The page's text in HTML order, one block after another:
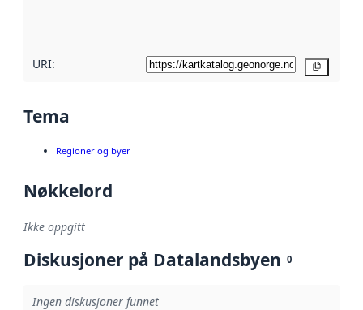
URI:
Tema
Regioner og byer
Nøkkelord
Ikke oppgitt
Diskusjoner på Datalandsbyen 0
Ingen diskusjoner funnet